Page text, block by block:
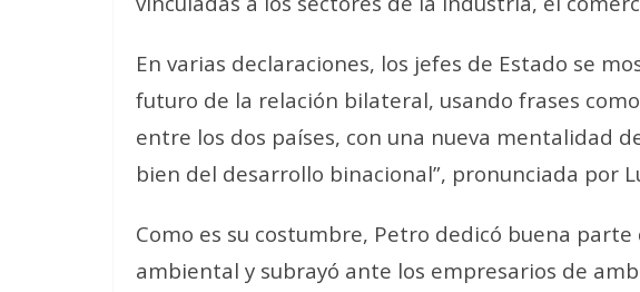
En varias declaraciones, los jefes de Estado se
futuro de la relación bilateral, usando frases
entre los dos países, con una nueva mentalidad
bien del desarrollo binacional”, pronunciada por
Como es su costumbre, Petro dedicó buena
ambiental y subrayó ante los empresarios de